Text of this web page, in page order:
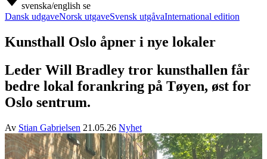
svenska/english se
Dansk udgaveNorsk utgaveSvensk utgåvaInternational edition
Kunsthall Oslo åpner i nye lokaler
Leder Will Bradley tror kunsthallen får
bedre lokal forankring på Tøyen, øst for
Oslo sentrum.
Av Stian Gabrielsen 21.05.26 Nyhet